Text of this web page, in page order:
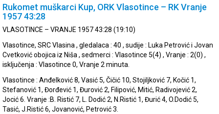
Rukomet muškarci Kup, ORK Vlasotince – RK Vranje
1957 43:28
VLASOTINCE – VRANJE 1957 43:28 (19:10)
Vlasotince, SRC Vlasina , gledalaca : 40 , sudije : Luka Petrović i Jovan
Cvetković obojica iz Niša , sedmerci : Vlasotince 5(4) , Vranje : 2(0) ,
isključenja : Vlasotince 0, Vranje 2 minuta.
Vlasotince : Anđelković 8, Vasić 5, Čičić 10, Stojiljković 7, Kočić 1,
Stefanović 1, Đorđević 1, Đurović 2, Filipović, Mitić, Radivojević 2,
Jocić 6. Vranje :B. Ristić 7, L. Dodić 2, N.Ristić 1, Đurić 4, O.Dodić 5,
Tasić, J.Ristić 6, Jovanović, Petrović 3.